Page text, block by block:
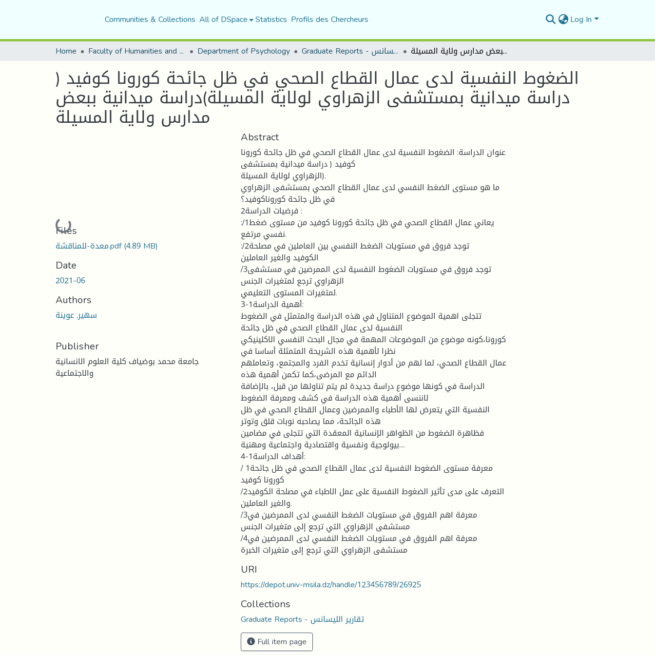
Communities & Collections All of DSpace Statistics Profils des Chercheurs Log In
Home Faculty of Humanities and Social Sciences Department of Psychology Graduate Reports - تقارير الليسانس الضغوط النفسية لدى عمال القطاع الصحي في ظل جائحة كورونا كوفيد ( دراسة ميدانية بمستشفى الزهراوي لولاية المسيلة)دراسة ميدانية ببعض مدارس ولاية المسيلة
الضغوط النفسية لدى عمال القطاع الصحي في ظل جائحة كورونا كوفيد (
دراسة ميدانية بمستشفى الزهراوي لولاية المسيلة)دراسة ميدانية ببعض
مدارس ولاية المسيلة
Loading...
Files
معدة-للمناقشة.pdf(4.89 MB)
Date
2021-06
Authors
سهير, عوينة
Publisher
جامعة محمد بوضياف كلية العلوم الانسانية
والاجتماعية
Abstract
عنوان الدراسة: الضغوط النفسية لدى عمال القطاع الصحي في ظل جائحة كورونا
كوفيد ( دراسة ميدانية بمستشفى
الزهراوي لولاية المسيلة).
ما هو مستوى الضغط النفسي لدى عمال القطاع الصحي بمستشفى الزهراوي
في ظل جائحة كوروناكوفيد؟
2فرضيات الدراسة :
:/1يعاني عمال القطاع الصحي في ظل جائحة كورونا كوفيد من مستوى ضغط
نفسي مرتفع.
:/2توجد فروق في مستويات الضغط النفسي بين العاملين في مصلحة
الكوفيد والغير العاملين
/3توجد فروق في مستويات الضغوط النفسية لدى الممرضين في مستشفى
الزهراوي ترجع لمتغيرات الجنس
لمتغيرات المستوى التعليمي.
3-1أهمية الدراسة:
تتجلى اهمية الموضوع المتناول في هذه الدراسة والمتمثل في الضغوط
النفسية لدى عمال القطاع الصحي في ظل جائحة
كورونا،كونه موضوع من الموضوعات المهمة في مجال البحث النفسي الاكلينيكي
نظرا لأهمية هذه الشريحة المتمثلة أساسا في
عمال القطاع الصحي، لما لهم من أدوار إنسانية تخدم الفرد والمجتمع، وتعاملهم
الدائم مع المرضى،كما تكمن أهمية هذه
الدراسة في كونها موضوع دراسة جديدة لم يتم تناولها من قبل، بالإضافة
لاننسى أهمية هذه الدراسة في كشف ومعرفة الضغوط
النفسية التي يتعرض لها الأطباء والممرضين وعمال القطاع الصحي في ظل
هذه الجائحة، مما يصاحبه نوبات قلق وتوتر
فظاهرة الضغوط من الظواهر الإنسانية المعقدة التي تتجلى في مضامين
بيولوجية ونفسية واقتصادية واجتماعية ومهنية....
4-1أهداف الدراسة:
/ 1معرفة مستوى الضغوط النفسية لدى عمال القطاع الصحي في ظل جائحة
كورونا كوفيد
/2التعرف على مدى تأثير الضغوط النفسية على عمل الاطباء في مصلحة الكوفيد
والغير العاملين.
/3معرفة اهم الفروق في مستويات الضغط النفسي لدى الممرضين في
مستشفى الزهراوي التي ترجع إلى متغيرات الجنس
/4معرفة اهم الفروق في مستويات الضغط النفسي لدى الممرضين في
مستشفى الزهراوي التي ترجع إلى متغيرات الخبرة
URI
https://depot.univ-msila.dz/handle/123456789/26925
Collections
Graduate Reports - تقارير الليسانس
Full item page